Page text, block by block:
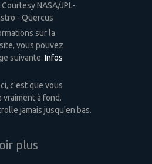
NASA/JPL-
- Quercus
sur la
vous pouvez
suivante: Infos
c'est que vous
à fond.
jamais jusqu'en bas.
plus